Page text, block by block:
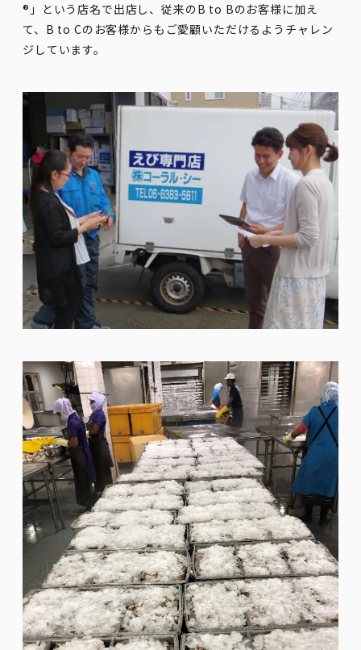
® 」という店名で出店し、従来のB to Bのお客様に加え
て、B to Cのお客様からもご愛顧いただけるようチャレン
ジしています。